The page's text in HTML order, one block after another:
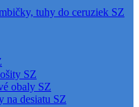
tuhy do ceruziek SZ
SZ
obaly SZ
na desiatu SZ